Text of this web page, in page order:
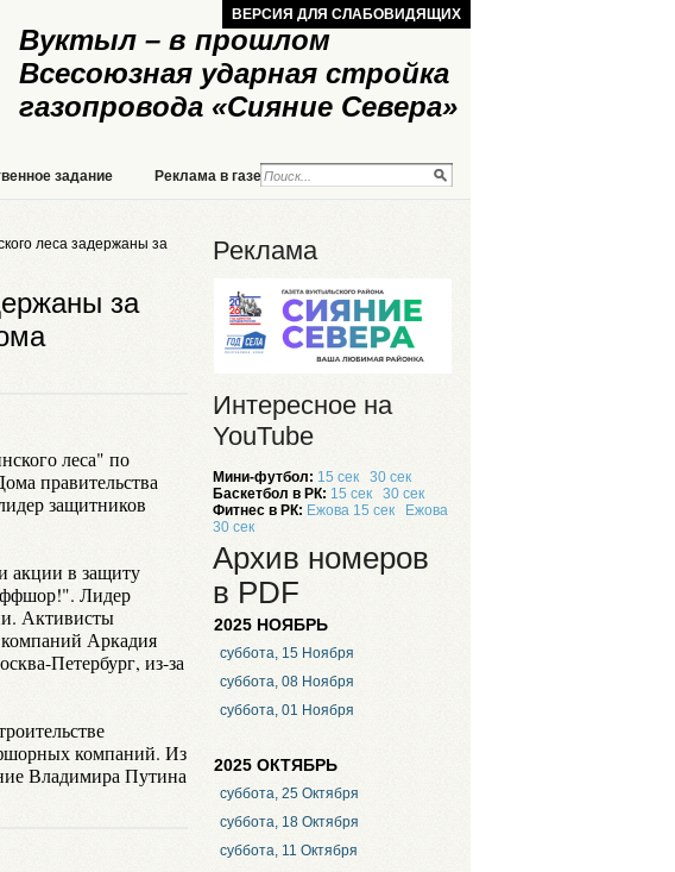
Вуктыл – в прошлом
Всесоюзная ударная стройка
газопровода «Сияние Севера»
ВЕРСИЯ ДЛЯ СЛАБОВИДЯЩИХ
задание Реклама в газете Реклама на сайте
леса задержаны за
за
леса" по
правительства
защитников
акции в защиту
Лидер
Активисты
Аркадия
Петербург, из-за
компаний. Из
Владимира Путина
Реклама
Интересное на
YouTube
Мини-футбол: 15 сек
30 сек
Баскетбол в РК: 15 сек
30 сек
Фитнес в РК: Ежова 15 сек
Ежова
30 сек
Архив номеров
в PDF
2025 НОЯБРЬ
суббота, 15 Ноября
суббота, 08 Ноября
суббота, 01 Ноября
2025 ОКТЯБРЬ
суббота, 25 Октября
суббота, 18 Октября
суббота, 11 Октября